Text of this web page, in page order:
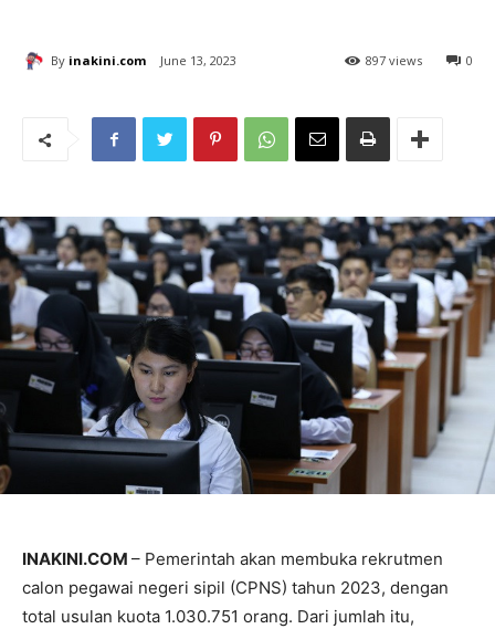
By inakini.com June 13, 2023 0
897 views
INAKINI.COM – Pemerintah akan membuka rekrutmen
calon pegawai negeri sipil (CPNS) tahun 2023, dengan
total usulan kuota 1.030.751 orang. Dari jumlah itu,